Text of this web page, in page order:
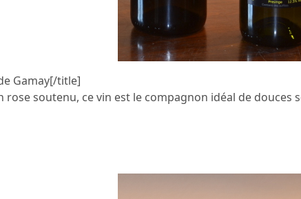
Gamay[/title]
rose soutenu, ce vin est le compagnon idéal de douces